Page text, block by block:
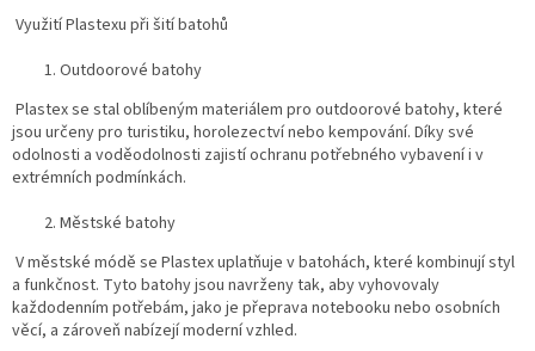
Využití Plastexu při šití batohů
Outdoorové batohy
Plastex se stal oblíbeným materiálem pro outdoorové batohy, které
jsou určeny pro turistiku, horolezectví nebo kempování. Díky své
odolnosti a voděodolnosti zajistí ochranu potřebného vybavení i v
extrémních podmínkách.
Městské batohy
V městské módě se Plastex uplatňuje v batohách, které kombinují styl
a funkčnost. Tyto batohy jsou navrženy tak, aby vyhovovaly
každodenním potřebám, jako je přeprava notebooku nebo osobních
věcí, a zároveň nabízejí moderní vzhled.